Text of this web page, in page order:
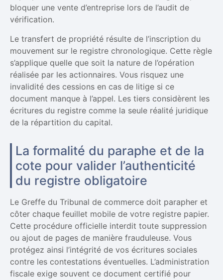
bloquer une vente d’entreprise lors de l’audit de
vérification.
Le transfert de propriété résulte de l’inscription du
mouvement sur le registre chronologique. Cette règle
s’applique quelle que soit la nature de l’opération
réalisée par les actionnaires. Vous risquez une
invalidité des cessions en cas de litige si ce
document manque à l’appel. Les tiers considèrent les
écritures du registre comme la seule réalité juridique
de la répartition du capital.
La formalité du paraphe et de la
cote pour valider l’authenticité
du registre obligatoire
Le Greffe du Tribunal de commerce doit parapher et
côter chaque feuillet mobile de votre registre papier.
Cette procédure officielle interdit toute suppression
ou ajout de pages de manière frauduleuse. Vous
protégez ainsi l’intégrité de vos écritures sociales
contre les contestations éventuelles. L’administration
fiscale exige souvent ce document certifié pour